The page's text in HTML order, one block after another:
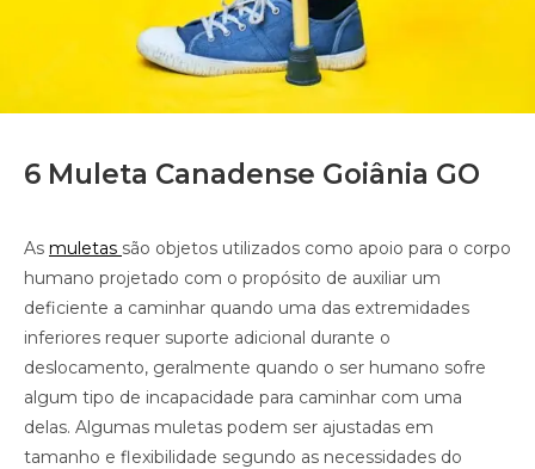
6 Muleta Canadense Goiânia GO
As muletas são objetos utilizados como apoio para o corpo
humano projetado com o propósito de auxiliar um
deficiente a caminhar quando uma das extremidades
inferiores requer suporte adicional durante o
deslocamento, geralmente quando o ser humano sofre
algum tipo de incapacidade para caminhar com uma
delas. Algumas muletas podem ser ajustadas em
tamanho e flexibilidade segundo as necessidades do